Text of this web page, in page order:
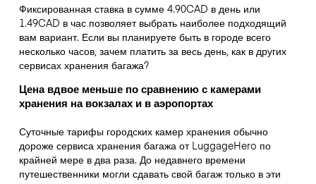
Фиксированная ставка в сумме 4.90CAD в день или
1.49CAD в час позволяет выбрать наиболее подходящий
вам вариант. Если вы планируете быть в городе всего
несколько часов, зачем платить за весь день, как в других
сервисах хранения багажа?
Цена вдвое меньше по сравнению с камерами
хранения на вокзалах и в аэропортах
Суточные тарифы городских камер хранения обычно
дороже сервиса хранения багажа от LuggageHero по
крайней мере в два раза. До недавнего времени
путешественники могли сдавать свой багаж только в эти